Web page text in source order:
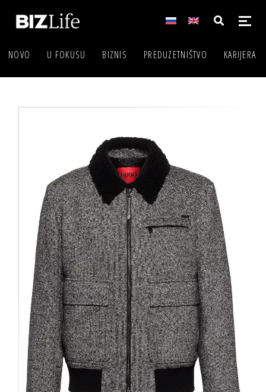
NOVO U FOKUSU BIZNIS PREDUZETNIŠTVO KARIJERA